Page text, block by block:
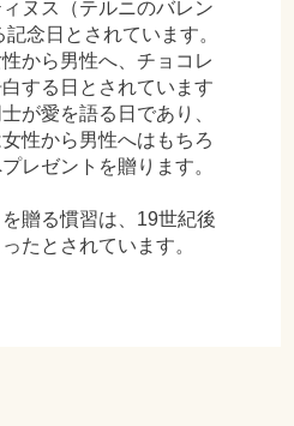
ヌス（テルニのバレン
念日とされています。
から男性へ、チョコレ
する日とされています
が愛を語る日であり、
性から男性へはもちろ
レゼントを贈ります。
贈る慣習は、19世紀後
たとされています。